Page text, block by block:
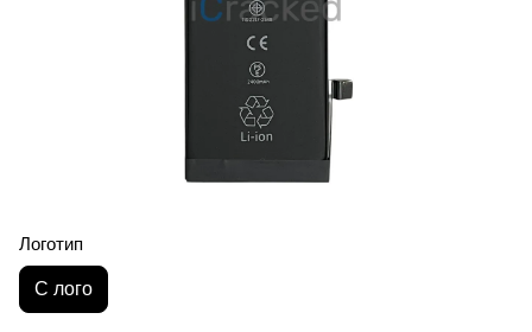
Логотип
С лого